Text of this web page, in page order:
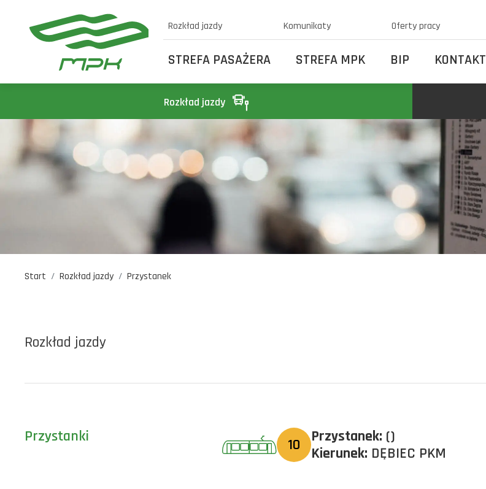
Rozkład jazdy Komunikaty Oferty pracy
STREFA PASAŻERA STREFA MPK BIP KONTAKT
Rozkład jazdy
Start Rozkład jazdy Przystanek
Rozkład jazdy
Przystanki 10 Przystanek: ()
Kierunek: DĘBIEC PKM